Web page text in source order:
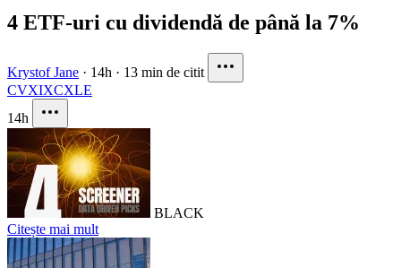
4 ETF-uri cu dividendă de până la 7%
Krystof Jane · 14h · 13 min de citit
CVXIXCXLE
14h
BLACK
Citește mai mult